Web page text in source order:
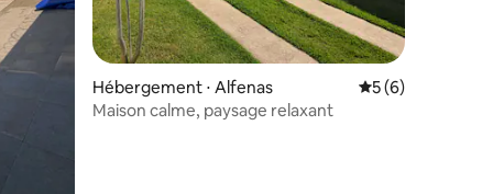
Hébergement ⋅ Alfenas Évaluation
5 (6)
Maison calme, paysage relaxant